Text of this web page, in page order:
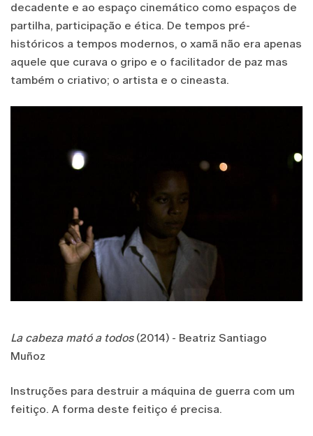
decadente e ao espaço cinemático como espaços de
partilha, participação e ética. De tempos pré-
históricos a tempos modernos, o xamã não era apenas
aquele que curava o gripo e o facilitador de paz mas
também o criativo; o artista e o cineasta.
La cabeza mató a todos(2014) - Beatriz Santiago
Muñoz
Instruções para destruir a máquina de guerra com um
feitiço. A forma deste feitiço é precisa.